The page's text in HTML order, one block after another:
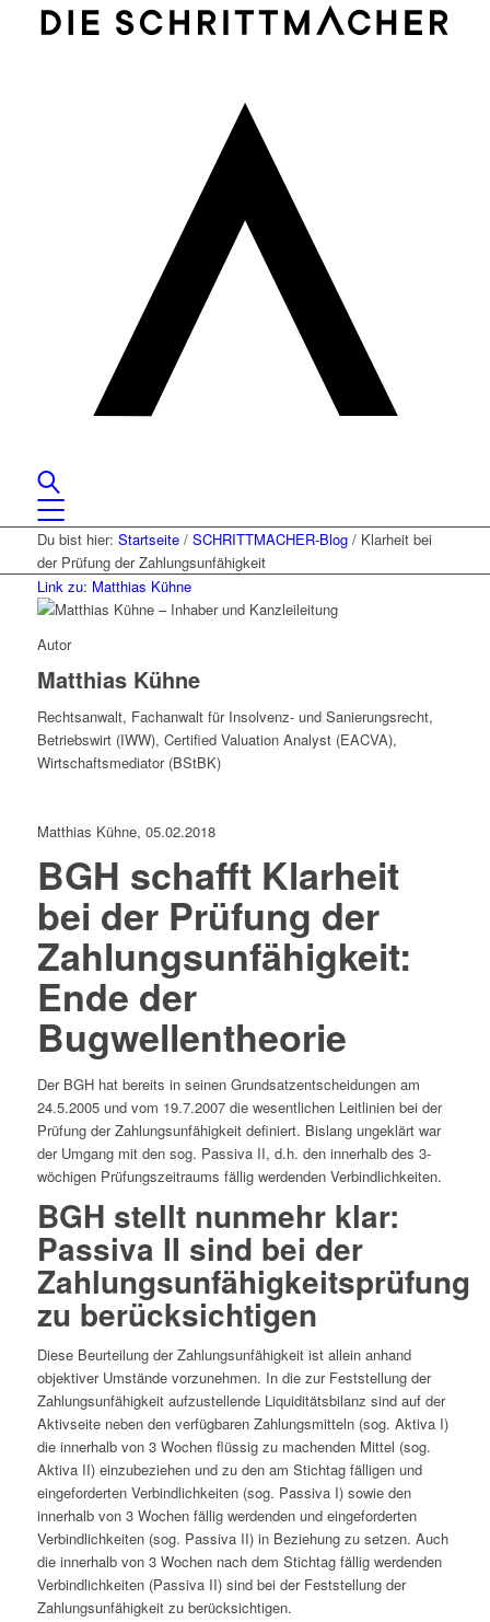
Du bist hier: Startseite / SCHRITTMACHER-Blog / Klarheit bei
der Prüfung der Zahlungsunfähigkeit
Link zu: Matthias Kühne
Autor
Matthias Kühne
Rechtsanwalt, Fachanwalt für Insolvenz- und Sanierungsrecht,
Betriebswirt (IWW), Certified Valuation Analyst (EACVA),
Wirtschaftsmediator (BStBK)
Matthias Kühne, 05.02.2018
BGH schafft Klarheit
bei der Prüfung der
Zahlungsunfähigkeit:
Ende der
Bugwellentheorie
Der BGH hat bereits in seinen Grundsatzentscheidungen am
24.5.2005 und vom 19.7.2007 die wesentlichen Leitlinien bei der
Prüfung der Zahlungsunfähigkeit definiert. Bislang ungeklärt war
der Umgang mit den sog. Passiva II, d.h. den innerhalb des 3-
wöchigen Prüfungszeitraums fällig werdenden Verbindlichkeiten.
BGH stellt nunmehr klar:
Passiva II sind bei der
Zahlungsunfähigkeitsprüfung
zu berücksichtigen
Diese Beurteilung der Zahlungsunfähigkeit ist allein anhand
objektiver Umstände vorzunehmen. In die zur Feststellung der
Zahlungsunfähigkeit aufzustellende Liquiditätsbilanz sind auf der
Aktivseite neben den verfügbaren Zahlungsmitteln (sog. Aktiva I)
die innerhalb von 3 Wochen flüssig zu machenden Mittel (sog.
Aktiva II) einzubeziehen und zu den am Stichtag fälligen und
eingeforderten Verbindlichkeiten (sog. Passiva I) sowie den
innerhalb von 3 Wochen fällig werdenden und eingeforderten
Verbindlichkeiten (sog. Passiva II) in Beziehung zu setzen. Auch
die innerhalb von 3 Wochen nach dem Stichtag fällig werdenden
Verbindlichkeiten (Passiva II) sind bei der Feststellung der
Zahlungsunfähigkeit zu berücksichtigen.